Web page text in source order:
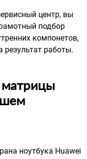
центр, вы
подбор
компонетов,
работы.
матрицы
ноутбука Huawei